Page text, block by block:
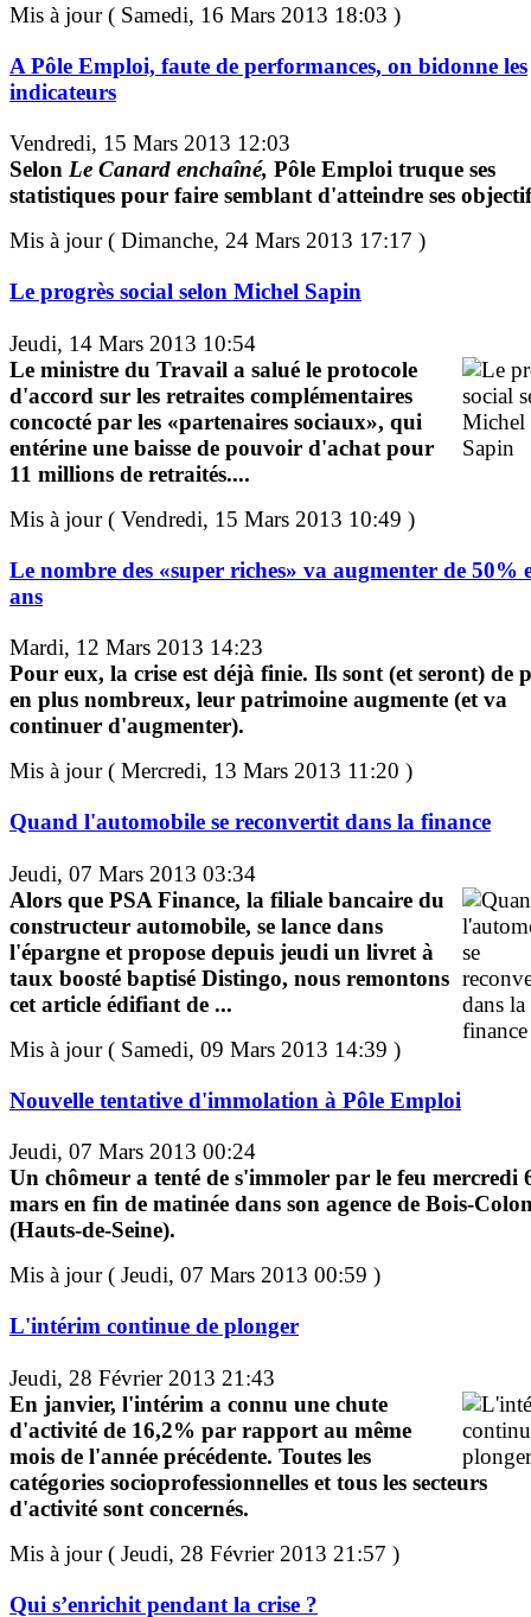
Mis à jour ( Samedi, 16 Mars 2013 18:03 )
A Pôle Emploi, faute de performances, on bidonne les
indicateurs
Vendredi, 15 Mars 2013 12:03
Selon Le Canard enchaîné, Pôle Emploi truque ses
statistiques pour faire semblant d'atteindre ses
Mis à jour ( Dimanche, 24 Mars 2013 17:17 )
Le progrès social selon Michel Sapin
Jeudi, 14 Mars 2013 10:54
Le ministre du Travail a salué le protocole
d'accord sur les retraites complémentaires
concocté par les «partenaires sociaux», qui
entérine une baisse de pouvoir d'achat pour
11 millions de retraités....
Mis à jour ( Vendredi, 15 Mars 2013 10:49 )
Le nombre des «super riches» va augmenter de 50%
ans
Mardi, 12 Mars 2013 14:23
Pour eux, la crise est déjà finie. Ils sont (et seront) de
en plus nombreux, leur patrimoine augmente (et va
continuer d'augmenter).
Mis à jour ( Mercredi, 13 Mars 2013 11:20 )
Quand l'automobile se reconvertit dans la finance
Jeudi, 07 Mars 2013 03:34
Alors que PSA Finance, la filiale bancaire du
constructeur automobile, se lance dans
l'épargne et propose depuis jeudi un livret à
taux boosté baptisé Distingo, nous remontons
cet article édifiant de ...
Mis à jour ( Samedi, 09 Mars 2013 14:39 )
Nouvelle tentative d'immolation à Pôle Emploi
Jeudi, 07 Mars 2013 00:24
Un chômeur a tenté de s'immoler par le feu mercredi
mars en fin de matinée dans son agence de Bois-
(Hauts-de-Seine).
Mis à jour ( Jeudi, 07 Mars 2013 00:59 )
L'intérim continue de plonger
Jeudi, 28 Février 2013 21:43
En janvier, l'intérim a connu une chute
d'activité de 16,2% par rapport au même
mois de l'année précédente. Toutes les
catégories socioprofessionnelles et tous les secteurs
d'activité sont concernés.
Mis à jour ( Jeudi, 28 Février 2013 21:57 )
Qui s’enrichit pendant la crise ?